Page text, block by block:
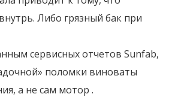
Либо грязный бак при
сервисных отчетов Sunfab,
поломки виноваты
а не сам мотор .